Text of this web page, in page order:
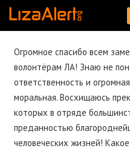
Огромное спасибо всем
волонтёрам ЛА! Знаю не
ответственность и
моральная. Восхищаюсь
которых в отряде
преданностью
человеческих жизней!